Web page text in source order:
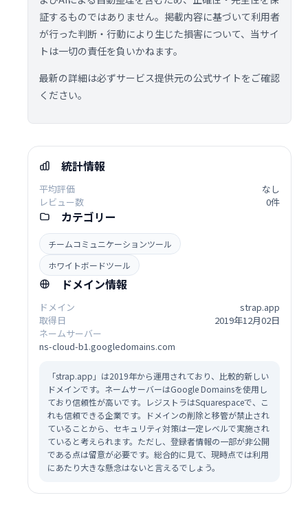
証するものではありません。掲載内容に基づいて利用者
が行った判断・行動により生じた損害について、当サイ
トは一切の責任を負いかねます。
最新の詳細は必ずサービス提供元の公式サイトをご確認
ください。
統計情報
平均評価
なし
レビュー数
0件
カテゴリー
チームコミュニケーションツール
ホワイトボードツール
ドメイン情報
ドメイン
strap.app
取得日
2019年12月02日
ネームサーバー
ns-cloud-b1.googledomains.com
「strap.app」は2019年から運用されており、比較的新しい
ドメインです。ネームサーバーはGoogle Domainsを使用し
ており信頼性が高いです。レジストラはSquarespaceで、こ
れも信頼できる企業です。ドメインの削除と移管が禁止され
ていることから、セキュリティ対策は一定レベルで実施され
ていると考えられます。ただし、登録者情報の一部が非公開
である点は留意が必要です。総合的に見て、現時点では利用
にあたり大きな懸念はないと言えるでしょう。